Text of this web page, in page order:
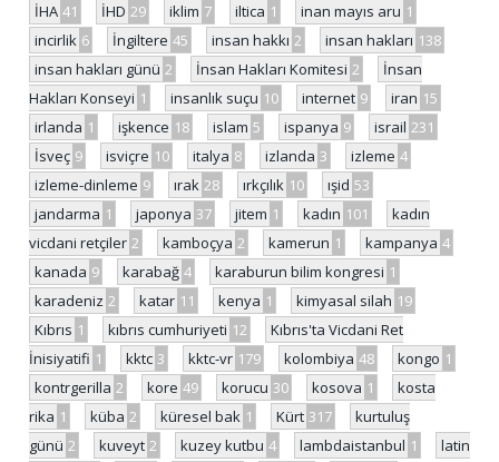
İHA 41 İHD 29 iklim 7 iltica 1 inan mayıs aru 1
incirlik 6 İngiltere 45 insan hakkı 2 insan hakları 138
insan hakları günü 2 İnsan Hakları Komitesi 2
İnsan
Hakları Konseyi 1 insanlık suçu 10 internet 9 iran 15
irlanda 1 işkence 18 islam 5 ispanya 9 israil 231
İsveç 9 isviçre 10 italya 8 izlanda 3 izleme 4
izleme-dinleme 9 ırak 28 ırkçılık 10 ışid 53
jandarma 1 japonya 37 jitem 1 kadın 101
kadın
vicdani retçiler 2 kamboçya 2 kamerun 1 kampanya 4
kanada 9 karabağ 4 karaburun bilim kongresi 1
karadeniz 2 katar 11 kenya 1 kimyasal silah 19
Kıbrıs 1 kıbrıs cumhuriyeti 12
Kıbrıs'ta Vicdani Ret
İnisiyatifi 1 kktc 3 kktc-vr 179 kolombiya 48 kongo 1
kontrgerilla 2 kore 49 korucu 30 kosova 1
kosta
rika 1 küba 2 küresel bak 1 Kürt 317
kurtuluş
günü 2 kuveyt 2 kuzey kutbu 4 lambdaistanbul 1
latin